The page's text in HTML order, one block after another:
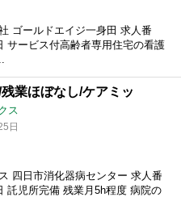
ゴールドエイジ一身田 求人番
サービス付高齢者専用住宅の看護
業ほぼなし/ケアミッ
ス
日
四日市消化器病センター 求人番
託児所完備 残業月5h程度 病院の